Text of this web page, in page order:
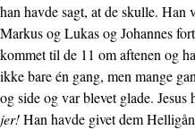
han havde sagt, at de skulle. Han
Markus og Lukas og Johannes
kommet til de 11 om aftenen og
ikke bare én gang, men mange
og side og var blevet glade. Jesus
jer!Han havde givet dem